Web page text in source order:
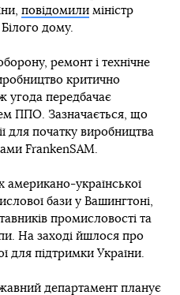
повідомили міністр
Білого дому.
ремонт і технічне
критично
угода передбачає
ППО. Зазначається, що
для початку виробництва
FrankenSAM.
американо-української
бази у Вашингтоні,
промисловості та
На заході йшлося про
для підтримки України.
департамент планує